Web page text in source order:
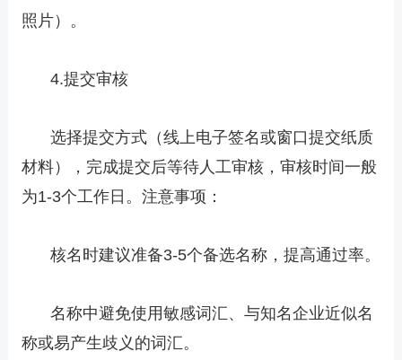
照片）。
4.提交审核
选择提交方式（线上电子签名或窗口提交纸质
材料），完成提交后等待人工审核，审核时间一般
为1-3个工作日。注意事项：
核名时建议准备3-5个备选名称，提高通过率。
名称中避免使用敏感词汇、与知名企业近似名
称或易产生歧义的词汇。